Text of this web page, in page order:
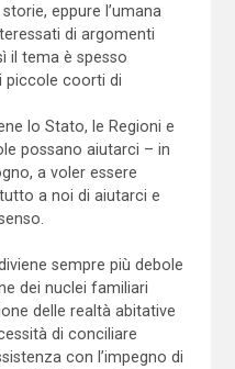
eppure l’umana
di argomenti
il tema è spesso
piccole coorti di
lo Stato, le Regioni e
possano aiutarci – in
a voler essere
a noi di aiutarci e
sempre più debole
dei nuclei familiari
delle realtà abitative
di conciliare
con l’impegno di